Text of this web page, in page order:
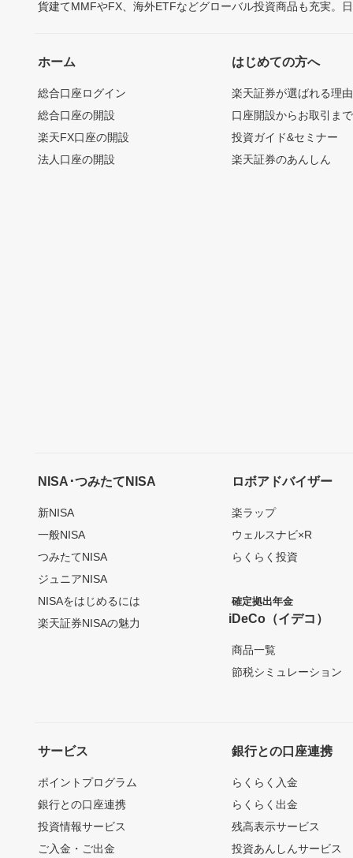
貨建てMMFやFX、海外ETFなどグローバル投資商品も充実。
ホーム
総合口座ログイン
総合口座の開設
楽天FX口座の開設
法人口座の開設
はじめての方へ
楽天証券が選ばれる理由
口座開設からお取引ま
投資ガイド&セミナー
楽天証券のあんしん
NISA･つみたてNISA
新NISA
一般NISA
つみたてNISA
ジュニアNISA
NISAをはじめるには
楽天証券NISAの魅力
ロボアドバイザー
楽ラップ
ウェルスナビ×R
らくらく投資
確定拠出年金
iDeCo（イデコ）
商品一覧
節税シミュレーション
サービス
ポイントプログラム
銀行との口座連携
投資情報サービス
ご入金・ご出金
銀行との口座連携
らくらく入金
らくらく出金
残高表示サービス
投資あんしんサービス